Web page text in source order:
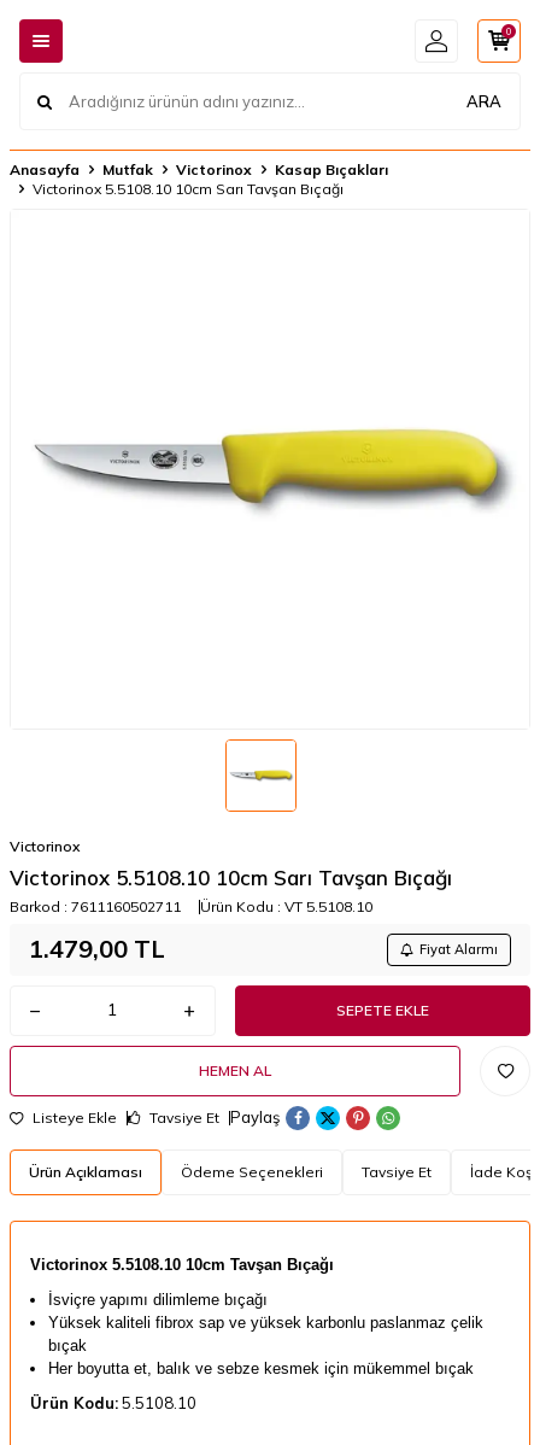
ARA
0
Anasayfa Mutfak Victorinox
Kasap Bıçakları
Victorinox 5.5108.10 10cm Sarı Tavşan Bıçağı
Victorinox
Victorinox 5.5108.10 10cm Sarı Tavşan Bıçağı
Barkod : 7611160502711 Ürün Kodu : VT 5.5108.10
1.479,00 TL Fiyat Alarmı
SEPETE EKLE
HEMEN AL
Listeye Ekle Tavsiye Et Paylaş
Ürün Açıklaması Ödeme Seçenekleri Tavsiye Et İade
Victorinox 5.5108.10 10cm Tavşan Bıçağı
İsviçre yapımı dilimleme bıçağı
Yüksek kaliteli fibrox sap ve yüksek karbonlu paslanmaz çelik
bıçak
Her boyutta et, balık ve sebze kesmek için mükemmel bıçak
Ürün Kodu:5.5108.10